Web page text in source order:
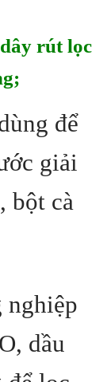
rút lọc
để
giải
bột cà
nghiệp
dầu